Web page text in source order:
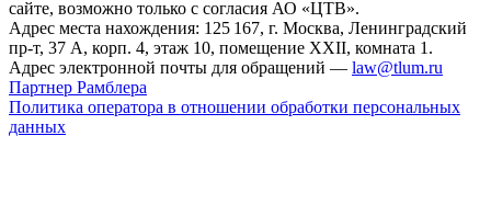
сайте, возможно только с согласия АО «ЦТВ».
Адрес места нахождения: 125 167, г. Москва, Ленинградский
пр-т, 37 А, корп. 4, этаж 10, помещение XXII, комната 1.
Адрес электронной почты для обращений — law@tlum.ru
Партнер Рамблера
Политика оператора в отношении обработки персональных
данных